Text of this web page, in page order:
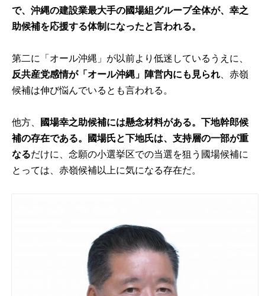
で、沖縄の建設業最大手の國場組グループ全体が、幸之
助候補を応援する体制になったと言われる。
第二に「オール沖縄」が以前より低迷しているうえに、
反共産党感情が「オール沖縄」陣営内にも見られ 、赤嶺
候補は伸び悩んでいるとも言われる。
他方、
國場幸之助候補には懸念材料がある。下地幹郎候
補の存在である。國場氏と下地氏は、支持層の一部が重
なるだけに、念願の小選挙区での当選を狙う國場候補に
とっては、赤嶺候補以上に気になる存在だ。